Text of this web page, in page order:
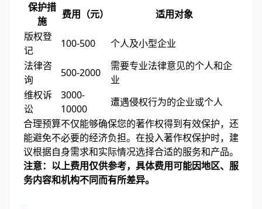
保护措
施
费用（元）
适用对象
版权登
记
100-500
个人及小型企业
法律咨
询
500-2000
需要专业法律意见的个人和企
业
维权诉
讼
3000-
10000
遭遇侵权行为的企业或个人
合理预算不仅能够确保您的著作权得到有效保护，还
能避免不必要的经济负担。在投入著作权保护时，建
议根据自身需求和实际情况选择合适的服务和产品。
注意：以上费用仅供参考，具体费用可能因地区、服
务内容和机构不同而有所差异。